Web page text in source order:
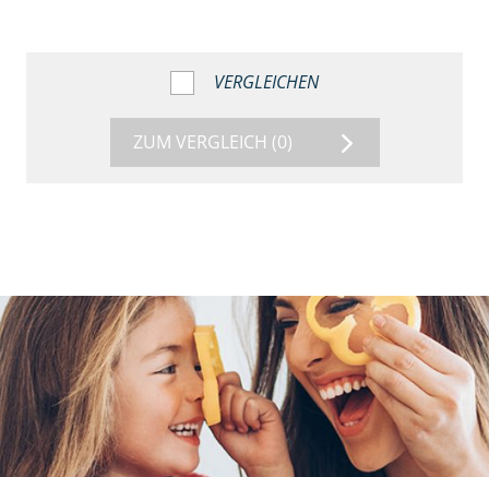
VERGLEICHEN
ZUM VERGLEICH (0)